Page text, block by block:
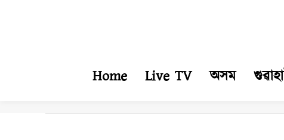
Home Live TV অসম